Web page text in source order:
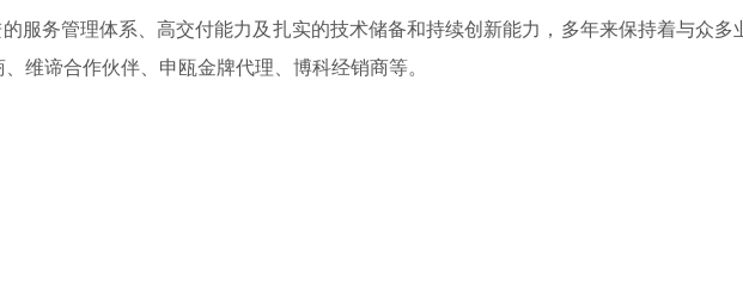
务管理体系、高交付能力及扎实的技术储备和持续创新能力，多年来保持着与众多
维谛合作伙伴、申瓯金牌代理、博科经销商等。